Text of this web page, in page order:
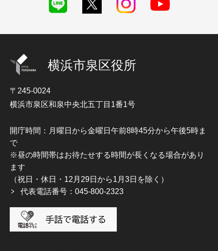
横浜市泉区役所
〒245-0024
横浜市泉区和泉中央北五丁目1番1号
開庁時間：月曜日から金曜日午前8時45分から午後5時ま
で
※昼の時間帯はお待たせする時間が長くなる場合があり
ます
（祝日・休日・12月29日から1月3日を除く）
代表電話番号：045-800-2323